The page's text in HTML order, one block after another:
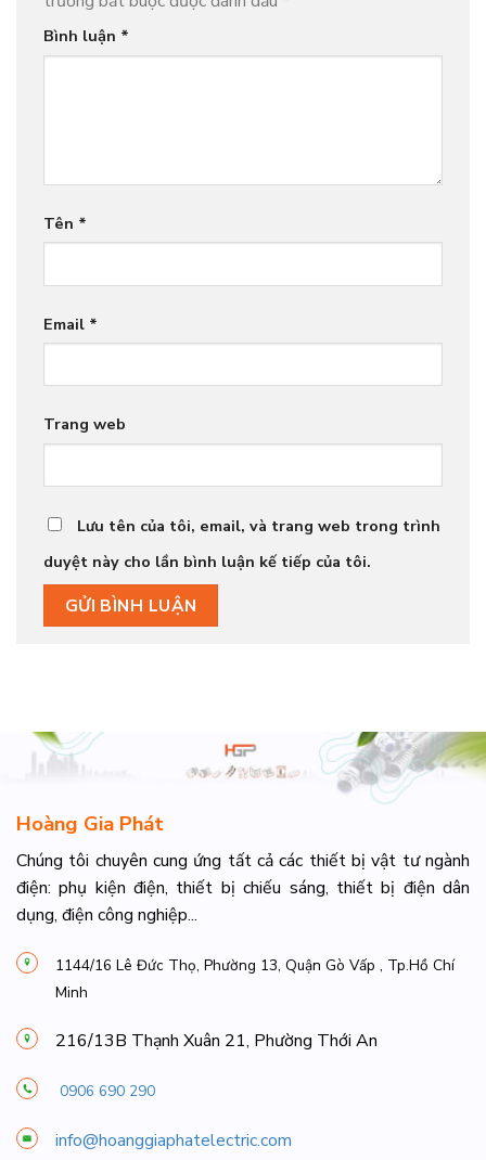
Bình luận *
Tên *
Email *
Trang web
Lưu tên của tôi, email, và trang web trong trình
duyệt này cho lần bình luận kế tiếp của tôi.
Hoàng Gia Phát
Chúng tôi chuyên cung ứng tất cả các thiết bị vật tư ngành
điện: phụ kiện điện, thiết bị chiếu sáng, thiết bị điện dân
dụng, điện công nghiệp...
1144/16 Lê Đức Thọ, Phường 13, Quận Gò Vấp , Tp.Hồ Chí
Minh
216/13B Thạnh Xuân 21, Phường Thới An
0906 690 290
info@hoanggiaphatelectric.com